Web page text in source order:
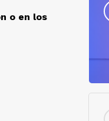
o en los